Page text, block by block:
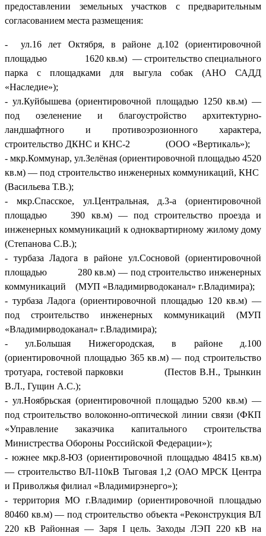
предоставлении земельных участков с предварительным
согласованием места размещения:
- ул.16 лет Октября, в районе д.102 (ориентировочной
площадью 1620 кв.м) — строительство специального
парка с площадками для выгула собак (АНО САДД
«Наследие»);
- ул.Куйбышева (ориентировочной площадью 1250 кв.м) —
под озеленение и благоустройство архитектурно-
ландшафтного и противоэрозионного характера,
строительство ДКНС и КНС-2 (ООО «Вертикаль»);
- мкр.Коммунар, ул.Зелёная (ориентировочной площадью 4520
кв.м) — под строительство инженерных коммуникаций, КНС
(Васильева Т.В.);
- мкр.Спасское, ул.Центральная, д.3-а (ориентировочной
площадью 390 кв.м) — под строительство проезда и
инженерных коммуникаций к одноквартирному жилому дому
(Степанова С.В.);
- турбаза Ладога в районе ул.Сосновой (ориентировочной
площадью 280 кв.м) — под строительство инженерных
коммуникаций (МУП «Владимирводоканал» г.Владимира);
- турбаза Ладога (ориентировочной площадью 120 кв.м) —
под строительство инженерных коммуникаций (МУП
«Владимирводоканал» г.Владимира);
- ул.Большая Нижегородская, в районе д.100
(ориентировочной площадью 365 кв.м) — под строительство
тротуара, гостевой парковки (Пестов В.Н., Трынкин
В.Л., Гущин А.С.);
- ул.Ноябрьская (ориентировочной площадью 5200 кв.м) —
под строительство волоконно-оптической линии связи (ФКП
«Управление заказчика капитального строительства
Министрества Обороны Российской Федерации»);
- южнее мкр.8-ЮЗ (ориентировочной площадью 48415 кв.м)
— строительство ВЛ-110кВ Тыговая 1,2 (ОАО МРСК Центра
и Приволжья филиал «Владимирэнерго»);
- территория МО г.Владимир (ориентировочной площадью
80460 кв.м) — под строительство объекта «Реконструкция ВЛ
220 кВ Районная — Заря I цель. Заходы ЛЭП 220 кВ на